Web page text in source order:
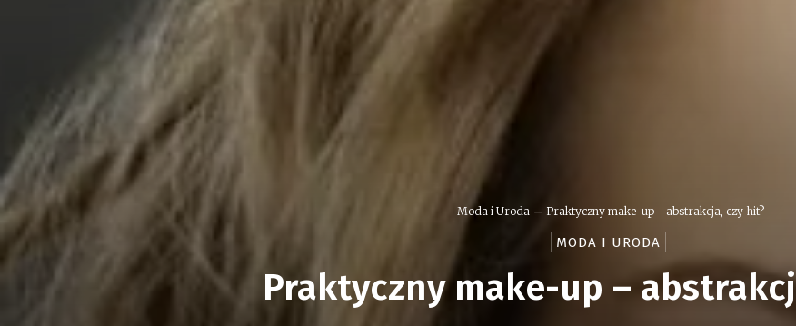
Moda i Uroda Praktyczny make-up - abstrakcja, czy hit?
MODA I URODA
Praktyczny make-up –